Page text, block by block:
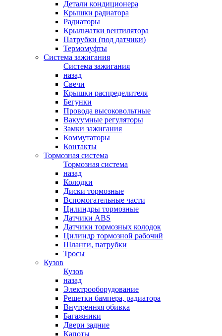
Детали кондиционера
Крышки радиатора
Радиаторы
Крыльчатки вентилятора
Патрубки (под датчики)
Термомуфты
Система зажигания
Система зажигания
назад
Свечи
Крышки распределителя
Бегунки
Провода высоковольтные
Вакуумные регуляторы
Замки зажигания
Коммутаторы
Контакты
Тормозная система
Тормозная система
назад
Колодки
Диски тормозные
Вспомогательные части
Цилиндры тормозные
Датчики ABS
Датчики тормозных колодок
Цилиндр тормозной рабочий
Шланги, патрубки
Тросы
Кузов
Кузов
назад
Электрооборудование
Решетки бампера, радиатора
Внутренняя обивка
Багажники
Двери задние
Капоты